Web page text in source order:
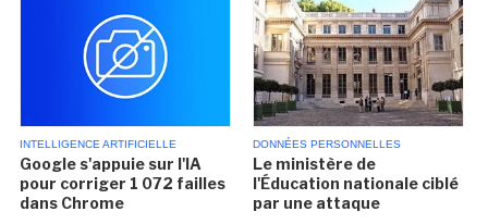
INTELLIGENCE ARTIFICIELLE
Google s'appuie sur l'IA
pour corriger 1 072 failles
dans Chrome
DONNÉES PERSONNELLES
Le ministère de
l'Éducation nationale ciblé
par une attaque